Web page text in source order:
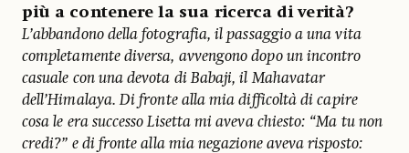
più a contenere la sua ricerca di verità?
L’abbandono della fotografia, il passaggio a una vita
completamente diversa, avvengono dopo un incontro
casuale con una devota di Babaji, il Mahavatar
dell’Himalaya. Di fronte alla mia difficoltà di capire
cosa le era successo Lisetta mi aveva chiesto: “Ma tu non
credi?” e di fronte alla mia negazione aveva risposto: